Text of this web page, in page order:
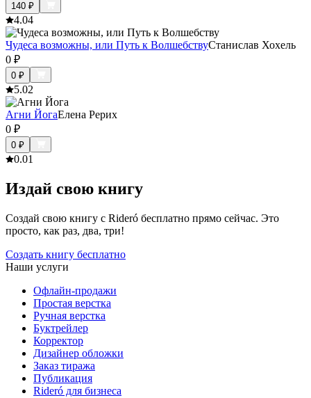
140 ₽
4.04
Чудеса возможны, или Путь к ВолшебствуСтанислав Хохель
0 ₽
0 ₽
5.02
Агни ЙогаЕлена Рерих
0 ₽
0 ₽
0.01
Издай свою книгу
Создай свою книгу с Rideró бесплатно прямо сейчас. Это
просто, как раз, два, три!
Создать книгу бесплатно
Наши услуги
Офлайн-продажи
Простая верстка
Ручная верстка
Буктрейлер
Корректор
Дизайнер обложки
Заказ тиража
Публикация
Rideró для бизнеса